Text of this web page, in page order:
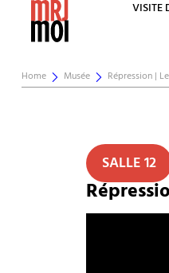
VISITE
Home Musée Répression |
SALLE 12